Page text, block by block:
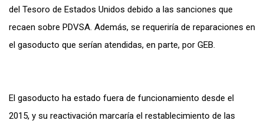
del Tesoro de Estados Unidos debido a las sanciones que
recaen sobre PDVSA. Además, se requeriría de reparaciones en
el gasoducto que serían atendidas, en parte, por GEB.
El gasoducto ha estado fuera de funcionamiento desde el
2015, y su reactivación marcaría el restablecimiento de las